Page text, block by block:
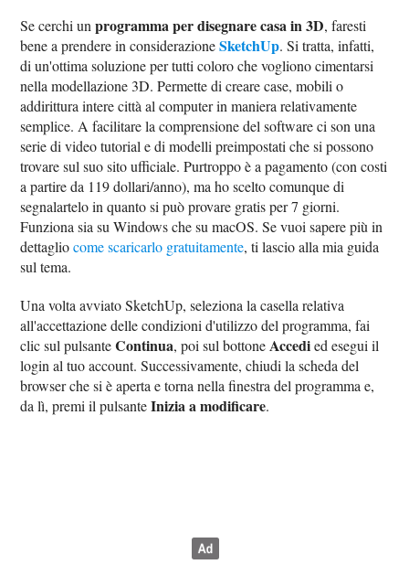
Se cerchi unprogramma per disegnare casa in 3D, faresti
bene a prendere in considerazioneSketchUp. Si tratta, infatti,
di un'ottima soluzione per tutti coloro che vogliono cimentarsi
nella modellazione 3D. Permette di creare case, mobili o
addirittura intere città al computer in maniera relativamente
semplice. A facilitare la comprensione del software ci son una
serie di video tutorial e di modelli preimpostati che si possono
trovare sul suo sito ufficiale. Purtroppo è a pagamento (con costi
a partire da 119 dollari/anno), ma ho scelto comunque di
segnalartelo in quanto si può provare gratis per 7 giorni.
Funziona sia su Windows che su macOS. Se vuoi sapere più in
dettagliocome scaricarlo gratuitamente, ti lascio alla mia guida
sul tema.
Una volta avviato SketchUp, seleziona la casella relativa
all'accettazione delle condizioni d'utilizzo del programma, fai
clic sul pulsanteContinua, poi sul bottoneAccedied esegui il
login al tuo account. Successivamente, chiudi la scheda del
browser che si è aperta e torna nella finestra del programma e,
da lì, premi il pulsanteInizia a modificare.